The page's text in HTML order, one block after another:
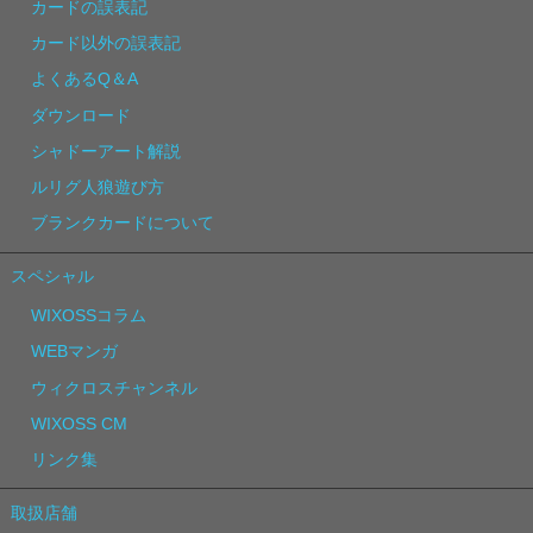
カードの誤表記
カード以外の誤表記
よくあるQ＆A
ダウンロード
シャドーアート解説
ルリグ人狼遊び方
ブランクカードについて
スペシャル
WIXOSSコラム
WEBマンガ
ウィクロスチャンネル
WIXOSS CM
リンク集
取扱店舗